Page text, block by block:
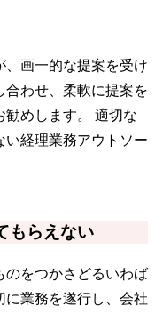
画一的な提案を受け
合わせ、柔軟に提案を
めします。 適切な
経理業務アウトソー
もらえない
のをつかさどるいわば
業務を遂行し、会社